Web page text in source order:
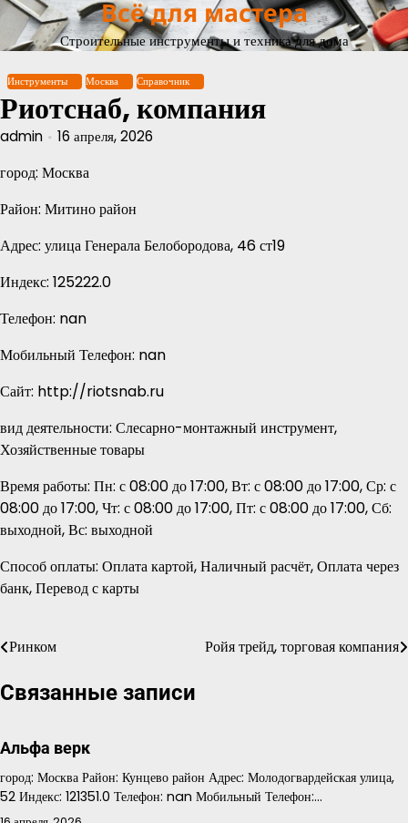
Перейти
содержимому
Всё для мастера
Строительные инструменты и техника для дома
Инструменты Москва Справочник
Риотснаб, компания
admin 16 апреля, 2026
город: Москва
Район: Митино район
Адрес: улица Генерала Белобородова, 46 ст19
Индекс: 125222.0
Телефон: nan
Мобильный Телефон: nan
Сайт: http://riotsnab.ru
вид деятельности: Слесарно-монтажный инструмент,
Хозяйственные товары
Время работы: Пн: с 08:00 до 17:00, Вт: с 08:00 до 17:00, Ср: с
08:00 до 17:00, Чт: с 08:00 до 17:00, Пт: с 08:00 до 17:00, Сб:
выходной, Вс: выходной
Способ оплаты: Оплата картой, Наличный расчёт, Оплата через
банк, Перевод с карты
Навигация
по
Ринком Ройя трейд, торговая компания
Связанные записи
Альфа верк
город: Москва Район: Кунцево район Адрес: Молодогвардейская улица,
52 Индекс: 121351.0 Телефон: nan Мобильный Телефон:…